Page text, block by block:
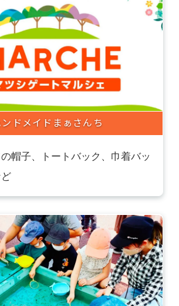
ンドメイドまぁさんち
帽子、トートバック、巾着バッ